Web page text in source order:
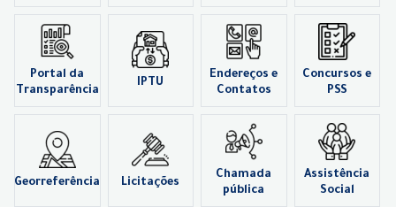
Portal da
Transparência
IPTU
Endereços e
Contatos
Concursos e
PSS
Georreferência Licitações
Chamada
pública
Assistência
Social